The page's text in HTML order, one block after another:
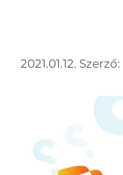
2021.01.12. Szerző: